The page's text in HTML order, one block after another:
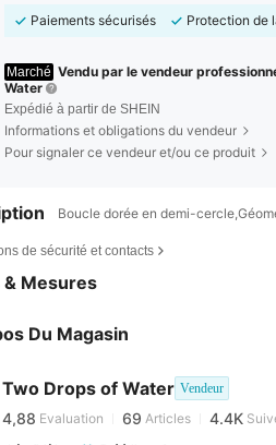
Paiements sécurisés
Protection de
Marché Vendu par le vendeur
Water
Expédié à partir de SHEIN
Informations et obligations du vendeur
Pour signaler ce vendeur et/ou ce produit
Boucle dorée en demi-
de sécurité et contacts
& Mesures
Du Magasin
Two Drops of Water Vendeur
4,88
69
4.4K
4,88 Evaluation 69 Articles 4.4K